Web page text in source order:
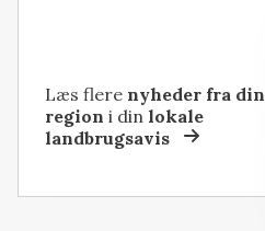
Læs flere nyheder fra din
region i dinlokale
landbrugsavis